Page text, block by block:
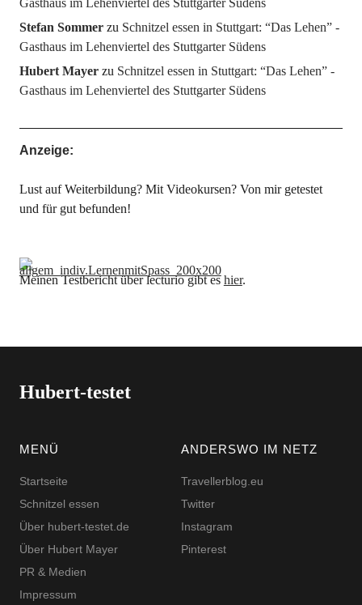
Gasthaus im Lehenviertel des Stuttgarter Südens
Stefan Sommerzu Schnitzel essen in Stuttgart: “Das Lehen” -
Gasthaus im Lehenviertel des Stuttgarter Südens
Hubert Mayerzu Schnitzel essen in Stuttgart: “Das Lehen” -
Gasthaus im Lehenviertel des Stuttgarter Südens
Anzeige:
Lust auf Weiterbildung? Mit Videokursen? Von mir getestet
und für gut befunden!
Meinen Testbericht über lecturio gibt eshier.
Hubert-testet
MENÜ
Startseite
Schnitzel essen
Über hubert-testet.de
Über Hubert Mayer
PR & Medien
Impressum
ANDERSWO IM NETZ
Travellerblog.eu
Twitter
Instagram
Pinterest